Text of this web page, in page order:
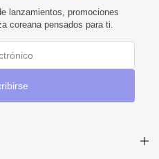
lanzamientos, promociones
coreana pensados para ti.